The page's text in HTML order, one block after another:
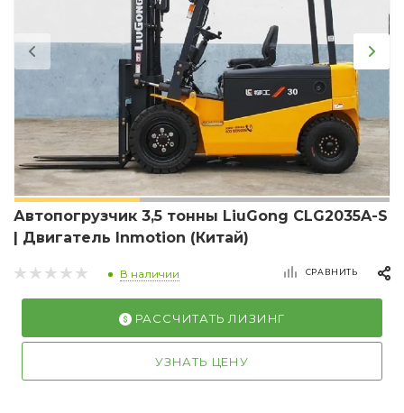
Автопогрузчик 3,5 тонны LiuGong CLG2035A-S
| Двигатель Inmotion (Китай)
В наличии СРАВНИТЬ
РАССЧИТАТЬ ЛИЗИНГ
УЗНАТЬ ЦЕНУ